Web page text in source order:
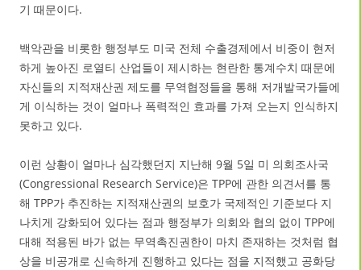
기 때문이다.
백악관을 비롯한 행정부도 미국 전체 수출경제에서 비중이 현저
하게 높아진 로열티 산업들이 제시하는 현란한 통계수치 때문에
자신들의 지적재산권 제도를 무역협정들을 통해 저개발국가들에
게 이식하는 것이 얼마나 폭력적인 효과를 가져 오는지 인식하지
못하고 있다.
이런 상황이 얼마나 심각했던지 지난해 9월 5일 미 의회조사국
(Congressional Research Service)은 TPP에 관한 의견서를 통
해 TPP가 추진하는 지적재산권의 보호가 국제적인 기준보다 지
나치게 강화되어 있다는 점과 행정부가 의회와 협의 없이 TPP에
대해 적용된 바가 없는 무역촉진권한이 마치 존재하는 것처럼 협
상을 비공개로 신속하게 진행하고 있다는 점을 지적했고 공화당